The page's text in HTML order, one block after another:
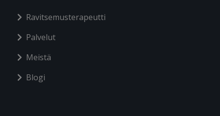
Ravitsemusterapeutti
Palvelut
Meistä
Blogi